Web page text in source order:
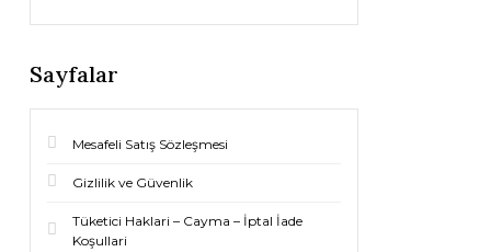
Sayfalar
Mesafeli Satış Sözleşmesi
Gizlilik ve Güvenlik
Tüketici Haklari – Cayma – İptal İade
Koşullari